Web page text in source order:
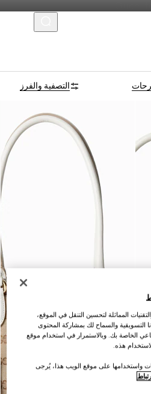
التصفية والفرز
المماثلة لتحسين التنقل في الموقع،
التسويقية والسماح لك بمشاركة المحتوى
الخاصة بك. وبالاستمرار في استخدام موقع
هذه.
واستخدامها على موقع الويب هذا، يُرجى